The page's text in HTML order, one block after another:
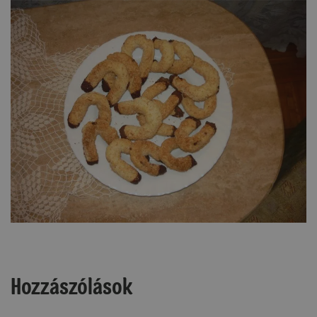
Hozzászólások